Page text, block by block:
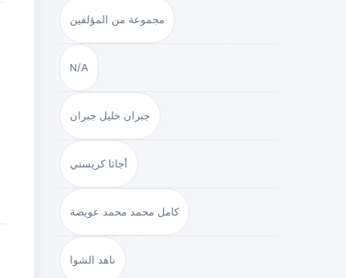
مجموعة من المؤلفين
N/A
جبران خليل جبران
أجاثا كريستي
كامل محمد محمد عويضة
ناهد الشوا